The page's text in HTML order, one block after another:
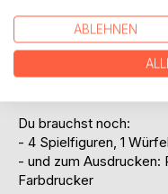
Alter: 6-99 Spielerzahl:
Spielinhalt (zum
Du brauchst noch:
- 4 Spielfiguren, 1
- und zum
Farbdrucker
ABLEHNEN